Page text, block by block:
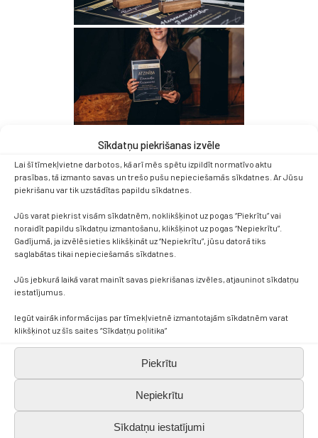
Sīkdatņu piekrišanas izvēle
Lai šī tīmekļvietne darbotos, kā arī mēs spētu izpildīt normatīvo aktu
prasības, tā izmanto savas un trešo pušu nepieciešamās sīkdatnes. Ar Jūsu
piekrišanu var tik uzstādītas papildu sīkdatnes.
Jūs varat piekrist visām sīkdatnēm, noklikšķinot uz pogas “Piekrītu” vai
noraidīt papildu sīkdatņu izmantošanu, klikšķinot uz pogas “Nepiekrītu”.
Gadījumā, ja izvēlēsieties klikšķināt uz “Nepiekrītu”, jūsu datorā tiks
saglabātas tikai nepieciešamās sīkdatnes.
Jūs jebkurā laikā varat mainīt savas piekrišanas izvēles, atjauninot sīkdatņu
iestatījumus.
Iegūt vairāk informācijas par tīmekļvietnē izmantotajām sīkdatnēm varat
klikšķinot uz šīs saites “Sīkdatņu politika”
Piekrītu
Nepiekrītu
Sīkdatņu iestatījumi